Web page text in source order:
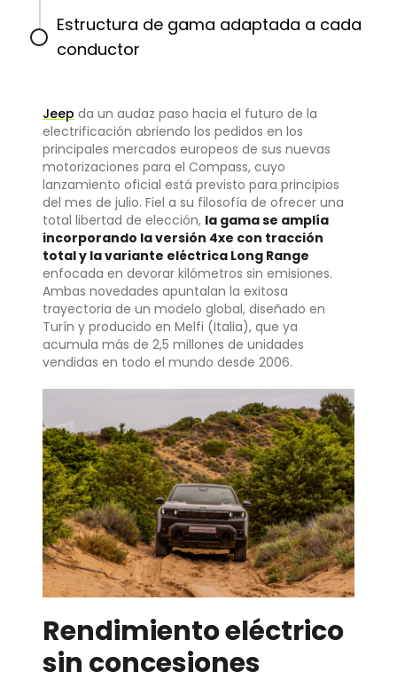
Estructura de gama adaptada a cada
conductor
Jeep da un audaz paso hacia el futuro de la
electrificación abriendo los pedidos en los
principales mercados europeos de sus nuevas
motorizaciones para el Compass, cuyo
lanzamiento oficial está previsto para principios
del mes de julio. Fiel a su filosofía de ofrecer una
total libertad de elección, la gama se amplía
incorporando la versión 4xe con tracción
total y la variante eléctrica Long Range
enfocada en devorar kilómetros sin emisiones.
Ambas novedades apuntalan la exitosa
trayectoria de un modelo global, diseñado en
Turín y producido en Melfi (Italia), que ya
acumula más de 2,5 millones de unidades
vendidas en todo el mundo desde 2006.
Rendimiento eléctrico
sin concesiones